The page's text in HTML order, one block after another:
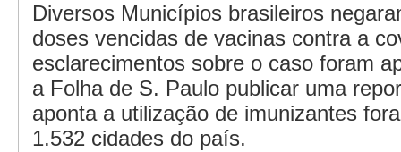
Diversos Municípios brasileiros
doses vencidas de vacinas contra a
esclarecimentos sobre o caso foram
a Folha de S. Paulo publicar uma
aponta a utilização de imunizantes
1.532 cidades do país.